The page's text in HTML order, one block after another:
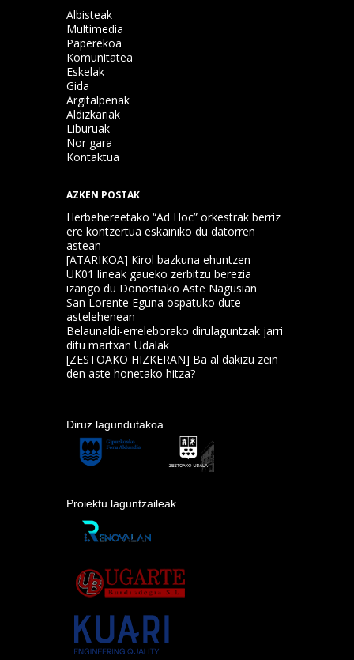
Albisteak
Multimedia
Paperekoa
Komunitatea
Eskelak
Gida
Argitalpenak
Aldizkariak
Liburuak
Nor gara
Kontaktua
AZKEN POSTAK
Herbehereetako “Ad Hoc” orkestrak berriz
ere kontzertua eskainiko du datorren
astean
[ATARIKOA] Kirol bazkuna ehuntzen
UK01 lineak gaueko zerbitzu berezia
izango du Donostiako Aste Nagusian
San Lorente Eguna ospatuko dute
astelehenean
Belaunaldi-erreleborako dirulaguntzak jarri
ditu martxan Udalak
[ZESTOAKO HIZKERAN] Ba al dakizu zein
den aste honetako hitza?
Diruz lagundutakoa
Proiektu laguntzaileak